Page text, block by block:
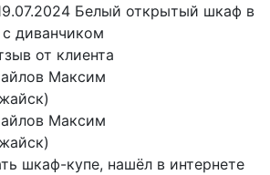
Белый открытый шкаф в
диванчиком
Максим
шкаф-купе, нашёл в интернете